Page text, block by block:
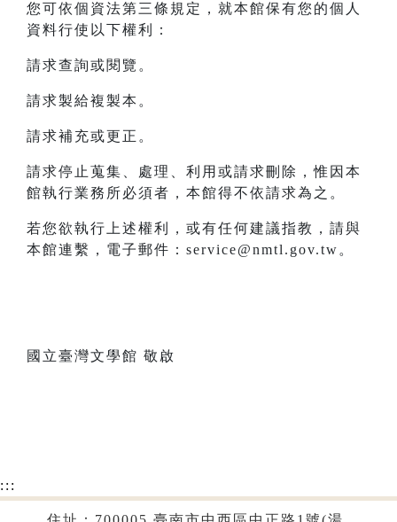
您可依個資法第三條規定，就本館保有您的個人
資料行使以下權利：
請求查詢或閱覽。
請求製給複製本。
請求補充或更正。
請求停止蒐集、處理、利用或請求刪除，惟因本
館執行業務所必須者，本館得不依請求為之。
若您欲執行上述權利，或有任何建議指教，請與
本館連繫，電子郵件：service@nmtl.gov.tw。
國立臺灣文學館 敬啟
:::